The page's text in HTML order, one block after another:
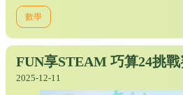
數學
FUN享STEAM 巧算24挑
2025-12-11